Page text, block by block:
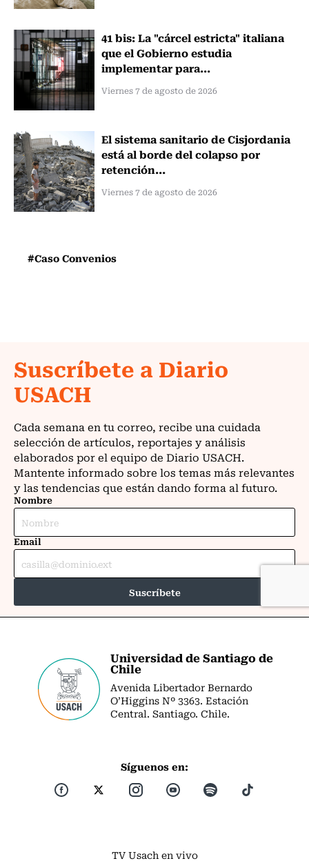
41 bis: La "cárcel estricta" italiana
que el Gobierno estudia
implementar para...
Viernes 7 de agosto de 2026
El sistema sanitario de Cisjordania
está al borde del colapso por
retención...
Viernes 7 de agosto de 2026
#Caso Convenios
Universidad de Santiago de
Chile
Avenida Libertador Bernardo
O’Higgins Nº 3363. Estación
Central. Santiago. Chile.
Síguenos en:
TV Usach en vivo